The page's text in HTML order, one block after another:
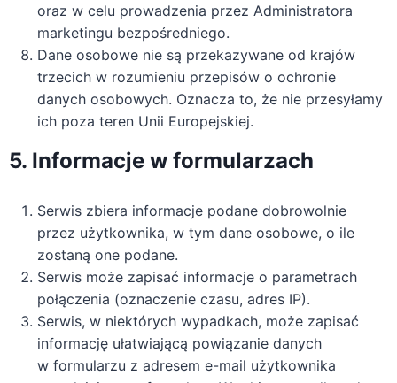
oraz w celu prowadzenia przez Administratora
marketingu bezpośredniego.
Dane osobowe nie są przekazywane od krajów
trzecich w rozumieniu przepisów o ochronie
danych osobowych. Oznacza to, że nie przesyłamy
ich poza teren Unii Europejskiej.
5. Informacje w formularzach
Serwis zbiera informacje podane dobrowolnie
przez użytkownika, w tym dane osobowe, o ile
zostaną one podane.
Serwis może zapisać informacje o parametrach
połączenia (oznaczenie czasu, adres IP).
Serwis, w niektórych wypadkach, może zapisać
informację ułatwiającą powiązanie danych
w formularzu z adresem e-mail użytkownika